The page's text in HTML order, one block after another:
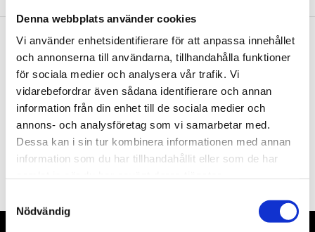
Denna webbplats använder cookies
Vi använder enhetsidentifierare för att anpassa innehållet
och annonserna till användarna, tillhandahålla funktioner
för sociala medier och analysera vår trafik. Vi
vidarebefordrar även sådana identifierare och annan
information från din enhet till de sociala medier och
annons- och analysföretag som vi samarbetar med.
Dessa kan i sin tur kombinera informationen med annan
information som du har tillhandahållit eller som de har
Nödvändig
Nyhetsbrev
PRENUMERERA